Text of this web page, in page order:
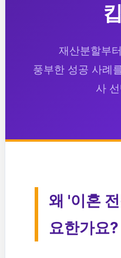
재산분할부
풍부한 성공 사례
사
왜 '이혼
요한가요?